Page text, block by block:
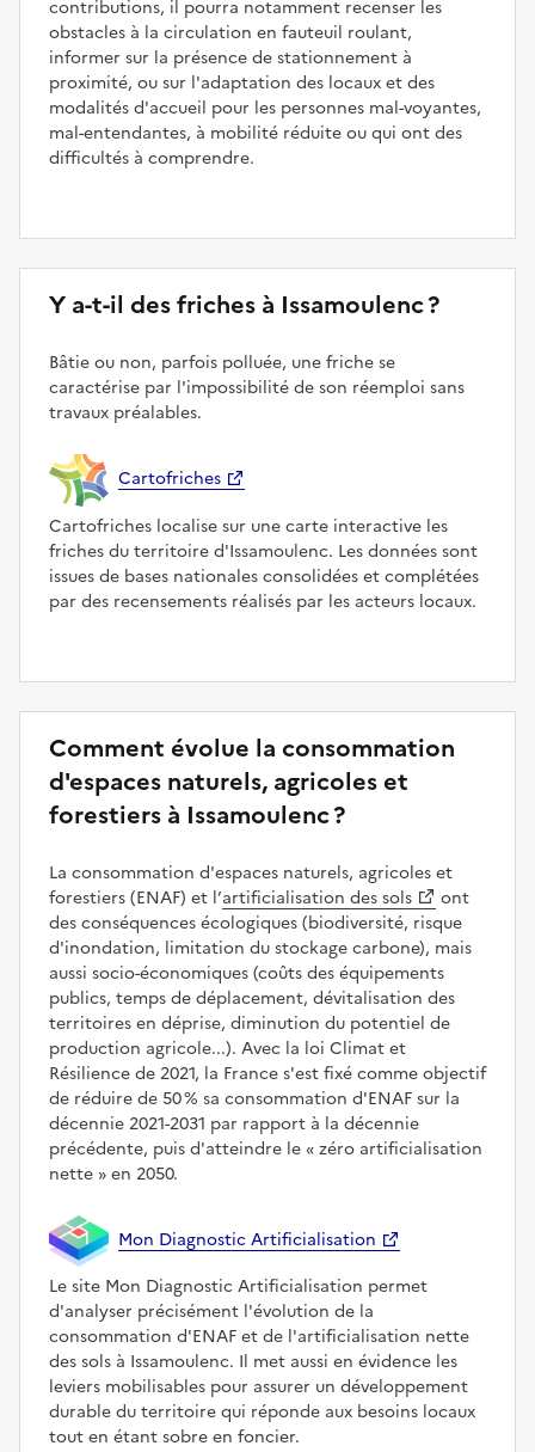
contributions, il pourra notamment recenser les
obstacles à la circulation en fauteuil roulant,
informer sur la présence de stationnement à
proximité, ou sur l'adaptation des locaux et des
modalités d'accueil pour les personnes mal-voyantes,
mal-entendantes, à mobilité réduite ou qui ont des
difficultés à comprendre.
Y a-t-il des friches à Issamoulenc ?
Bâtie ou non, parfois polluée, une friche se
caractérise par l'impossibilité de son réemploi sans
travaux préalables.
Cartofriches
Cartofriches localise sur une carte interactive les
friches du territoire d'Issamoulenc. Les données sont
issues de bases nationales consolidées et complétées
par des recensements réalisés par les acteurs locaux.
Comment évolue la consommation
d'espaces naturels, agricoles et
forestiers à Issamoulenc ?
La consommation d'espaces naturels, agricoles et
forestiers (ENAF) et l’artificialisation des sols
ont
des conséquences écologiques (biodiversité, risque
d'inondation, limitation du stockage carbone), mais
aussi socio-économiques (coûts des équipements
publics, temps de déplacement, dévitalisation des
territoires en déprise, diminution du potentiel de
production agricole...). Avec la loi Climat et
Résilience de 2021, la France s'est fixé comme objectif
de réduire de 50 % sa consommation d'ENAF sur la
décennie 2021-2031 par rapport à la décennie
précédente, puis d'atteindre le
zéro artificialisation
nette
en 2050.
Mon Diagnostic Artificialisation
Le site Mon Diagnostic Artificialisation permet
d'analyser précisément l'évolution de la
consommation d'ENAF et de l'artificialisation nette
des sols à Issamoulenc. Il met aussi en évidence les
leviers mobilisables pour assurer un développement
durable du territoire qui réponde aux besoins locaux
tout en étant sobre en foncier.